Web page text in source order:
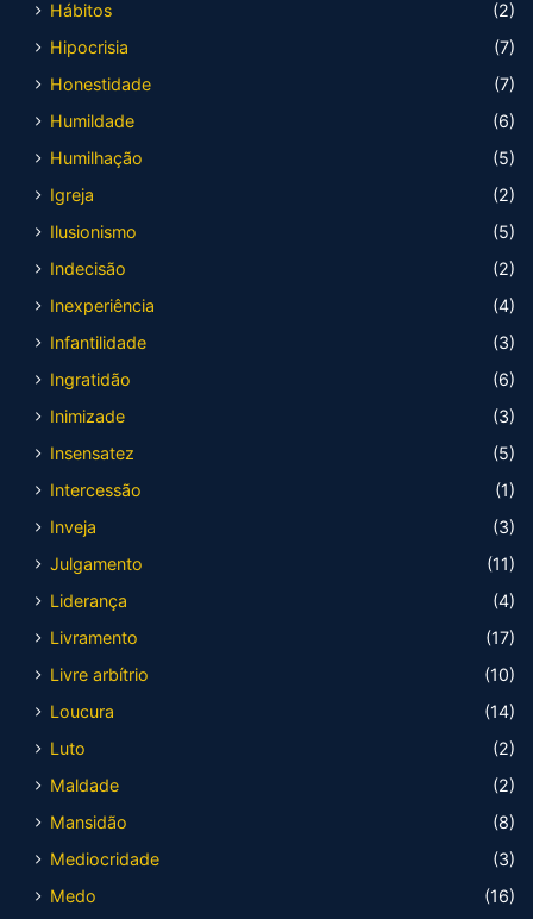
Hábitos
(2)
Hipocrisia
(7)
Honestidade
(7)
Humildade
(6)
Humilhação
(5)
Igreja
(2)
Ilusionismo
(5)
Indecisão
(2)
Inexperiência
(4)
Infantilidade
(3)
Ingratidão
(6)
Inimizade
(3)
Insensatez
(5)
Intercessão
(1)
Inveja
(3)
Julgamento
(11)
Liderança
(4)
Livramento
(17)
Livre arbítrio
(10)
Loucura
(14)
Luto
(2)
Maldade
(2)
Mansidão
(8)
Mediocridade
(3)
Medo
(16)